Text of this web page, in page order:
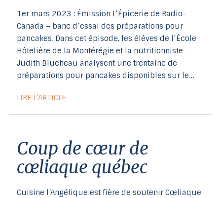
1er mars 2023 : Émission L’Épicerie de Radio-
Canada – banc d’essai des préparations pour
pancakes. Dans cet épisode, les élèves de l’École
Hôtelière de la Montérégie et la nutritionniste
Judith Blucheau analysent une trentaine de
préparations pour pancakes disponibles sur le…
LIRE L’ARTICLE
coup de cœur de
cœliaque québec
Cuisine l’Angélique est fière de soutenir Cœliaque